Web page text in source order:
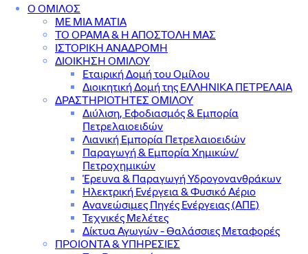
Ο ΟΜΙΛΟΣ
ΜΕ ΜΙΑ ΜΑΤΙΑ
ΤΟ ΟΡΑΜΑ & Η ΑΠΟΣΤΟΛΗ ΜΑΣ
ΙΣΤΟΡΙΚΗ ΑΝΑΔΡΟΜΗ
ΔΙΟΙΚΗΣΗ ΟΜΙΛΟΥ
Εταιρική Δομή του Ομίλου
Διοικητική Δομή της ΕΛΛΗΝΙΚΑ ΠΕΤΡΕΛΑΙΑ
ΔΡΑΣΤΗΡΙΟΤΗΤΕΣ ΟΜΙΛΟΥ
Διύλιση, Εφοδιασμός & Εμπορία
Πετρελαιοειδών
Λιανική Εμπορία Πετρελαιοειδών
Παραγωγή & Εμπορία Χημικών/
Πετροχημικών
Έρευνα & Παραγωγή Υδρογονανθράκων
Ηλεκτρική Ενέργεια & Φυσικό Αέριο
Ανανεώσιμες Πηγές Ενέργειας (ΑΠΕ)
Τεχνικές Μελέτες
Δίκτυα Αγωγών - Θαλάσσιες Μεταφορές
ΠΡΟΙΟΝΤΑ & YΠΗΡΕΣΙΕΣ